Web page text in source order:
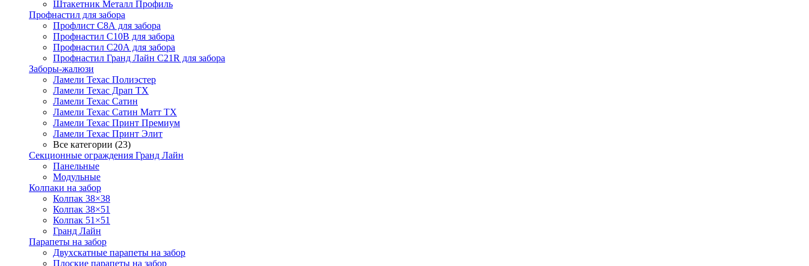
Штакетник Металл Профиль
Профнастил для забора
Профлист С8А для забора
Профнастил С10В для забора
Профнастил С20А для забора
Профнастил Гранд Лайн С21R для забора
Заборы-жалюзи
Ламели Техас Полиэстер
Ламели Техас Драп ТХ
Ламели Техас Сатин
Ламели Техас Сатин Матт ТХ
Ламели Техас Принт Премиум
Ламели Техас Принт Элит
Все категории (23)
Секционные ограждения Гранд Лайн
Панельные
Модульные
Колпаки на забор
Колпак 38×38
Колпак 38×51
Колпак 51×51
Гранд Лайн
Парапеты на забор
Двухскатные парапеты на забор
Плоские парапеты на забор